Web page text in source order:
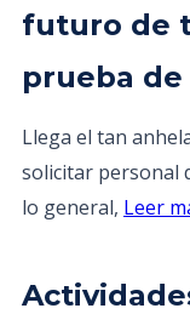
futuro de
prueba
Llega el tan
solicitar personal
lo general, Leer